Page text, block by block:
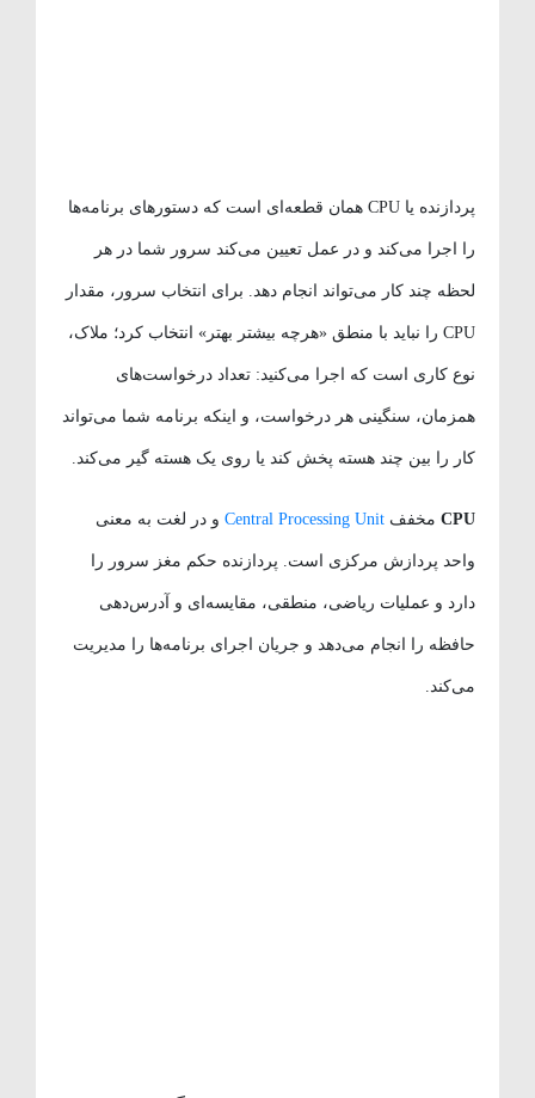
پردازنده یا CPU همان قطعه‌ای است که دستورهای برنامه‌ها
را اجرا می‌کند و در عمل تعیین می‌کند سرور شما در هر
لحظه چند کار می‌تواند انجام دهد. برای انتخاب سرور، مقدار
CPU را نباید با منطق «هرچه بیشتر بهتر» انتخاب کرد؛ ملاک،
نوع کاری است که اجرا می‌کنید: تعداد درخواست‌های
همزمان، سنگینی هر درخواست، و اینکه برنامه شما می‌تواند
کار را بین چند هسته پخش کند یا روی یک هسته گیر می‌کند.
CPU مخفف Central Processing Unit و در لغت به معنی
واحد پردازش مرکزی است. پردازنده حکم مغز سرور را
دارد و عملیات ریاضی، منطقی، مقایسه‌ای و آدرس‌دهی
حافظه را انجام می‌دهد و جریان اجرای برنامه‌ها را مدیریت
می‌کند.